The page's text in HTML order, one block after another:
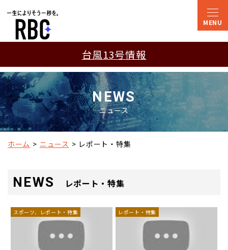
台風13号情報
NEWS
ニュース
ホーム ニュース レポート・特集
NEWS レポート・特集
スポーツ、レポート・特集 レポート・特集